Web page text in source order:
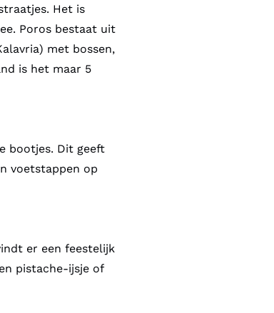
Het is
Poros bestaat uit
met bossen,
is het maar 5
bootjes. Dit geeft
voetstappen op
er een feestelijk
pistache-ijsje of